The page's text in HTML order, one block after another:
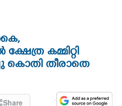
കമ്മിറ്റി
കൊതി തീരാതെ
Share